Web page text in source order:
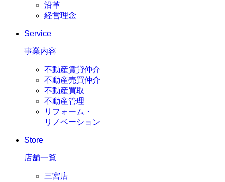
沿革
経営理念
Service
事業内容
不動産賃貸仲介
不動産売買仲介
不動産買取
不動産管理
リフォーム・
リノベーション
Store
店舗一覧
三宮店